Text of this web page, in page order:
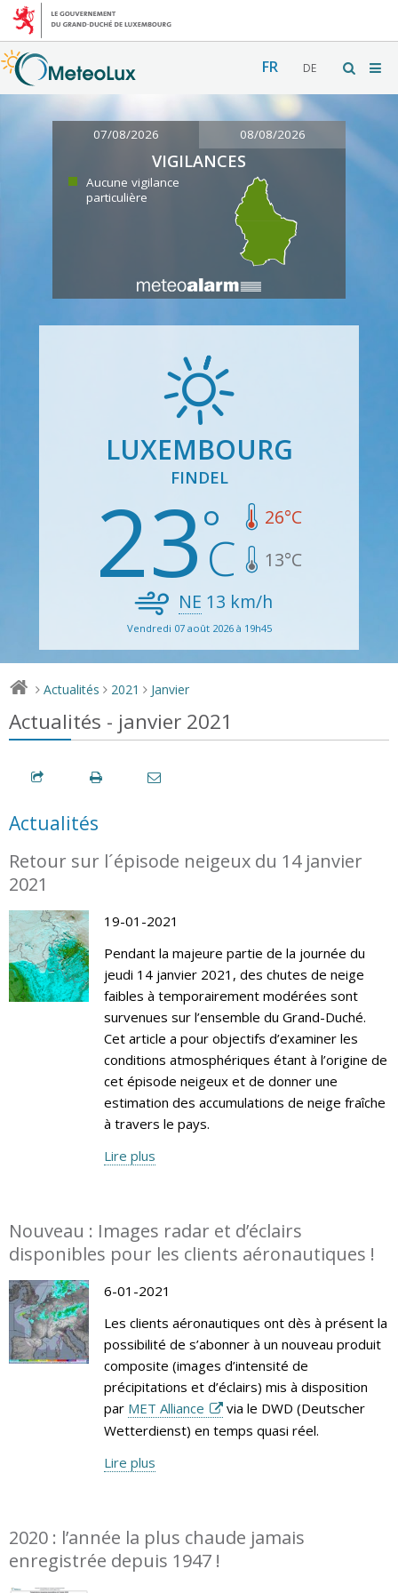
FR DE
07/08/2026 08/08/2026
VIGILANCES
Aucune vigilance
particulière
LUXEMBOURG
FINDEL
23 26°C
13°C
NE 13 km/h
Vendredi 07 août 2026 à 19h45
> Actualités > 2021 > Janvier
Actualités - janvier 2021
Actualités
Retour sur l´épisode neigeux du 14 janvier
2021
19-01-2021
Pendant la majeure partie de la journée du
jeudi 14 janvier 2021, des chutes de neige
faibles à temporairement modérées sont
survenues sur l’ensemble du Grand-Duché.
Cet article a pour objectifs d’examiner les
conditions atmosphériques étant à l’origine de
cet épisode neigeux et de donner une
estimation des accumulations de neige fraîche
à travers le pays.
Lire plus
Nouveau : Images radar et d’éclairs
disponibles pour les clients aéronautiques !
6-01-2021
Les clients aéronautiques ont dès à présent la
possibilité de s’abonner à un nouveau produit
composite (images d’intensité de
précipitations et d’éclairs) mis à disposition
par MET Alliance
via le DWD (Deutscher
Wetterdienst) en temps quasi réel.
Lire plus
2020 : l’année la plus chaude jamais
enregistrée depuis 1947 !